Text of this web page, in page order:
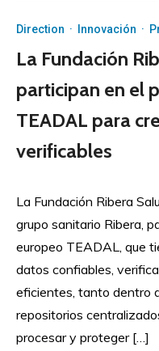
Direction · Innovación ·
La Fundación
participan en el
TEADAL para
verificables
La Fundación Ribera
grupo sanitario Ribera,
europeo TEADAL, que
datos confiables,
eficientes, tanto dentro
repositorios
procesar y proteger […]